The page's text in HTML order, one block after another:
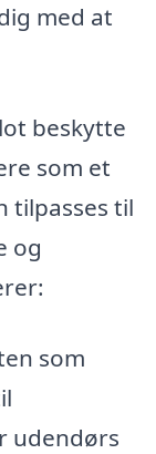
med at
beskytte
som et
tilpasses til
og
som
udendørs